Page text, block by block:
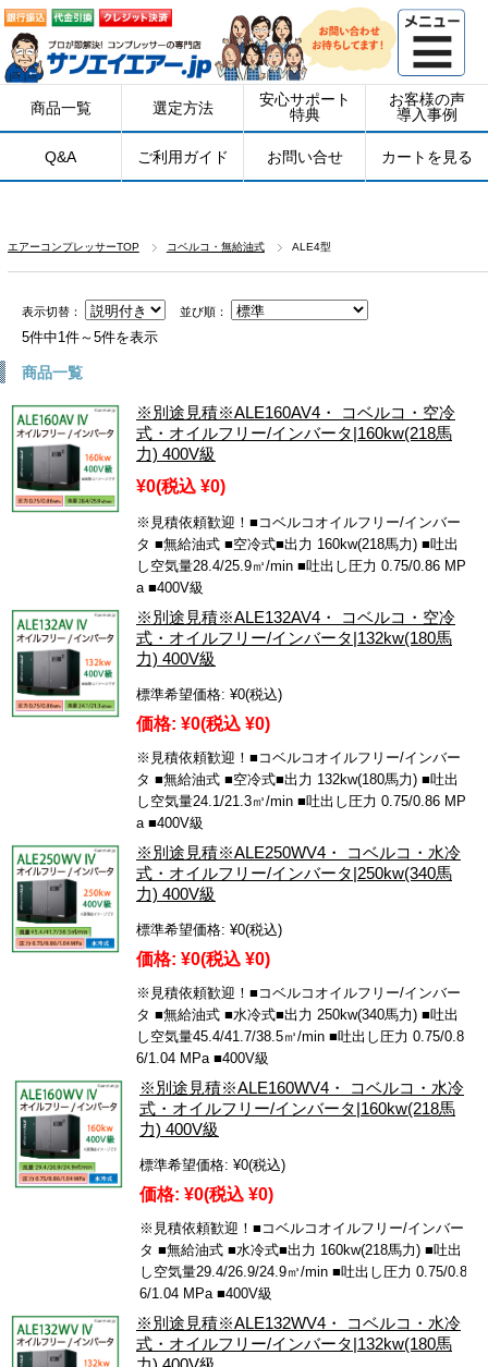
商品一覧 選定方法
安心サポート
特典
お客様の声
導入事例
Q&A ご利用ガイド お問い合せ カートを見る
エアーコンプレッサーTOP コベルコ・無給油式 ALE4型
表示切替： 並び順：
5件中1件～5件を表示
商品一覧
※別途見積※ALE160AV4・ コベルコ・空冷
式・オイルフリー/インバータ|160kw(218馬
力) 400V級
¥0(税込 ¥0)
※見積依頼歓迎！■コベルコオイルフリー/インバー
タ ■無給油式 ■空冷式■出力 160kw(218馬力) ■吐出
し空気量28.4/25.9㎥/min ■吐出し圧力 0.75/0.86 MP
a ■400V級
※別途見積※ALE132AV4・ コベルコ・空冷
式・オイルフリー/インバータ|132kw(180馬
力) 400V級
標準希望価格: ¥0(税込)
価格: ¥0(税込 ¥0)
※見積依頼歓迎！■コベルコオイルフリー/インバー
タ ■無給油式 ■空冷式■出力 132kw(180馬力) ■吐出
し空気量24.1/21.3㎥/min ■吐出し圧力 0.75/0.86 MP
a ■400V級
※別途見積※ALE250WV4・ コベルコ・水冷
式・オイルフリー/インバータ|250kw(340馬
力) 400V級
標準希望価格: ¥0(税込)
価格: ¥0(税込 ¥0)
※見積依頼歓迎！■コベルコオイルフリー/インバー
タ ■無給油式 ■水冷式■出力 250kw(340馬力) ■吐出
し空気量45.4/41.7/38.5㎥/min ■吐出し圧力 0.75/0.8
6/1.04 MPa ■400V級
※別途見積※ALE160WV4・ コベルコ・水冷
式・オイルフリー/インバータ|160kw(218馬
力) 400V級
標準希望価格: ¥0(税込)
価格: ¥0(税込 ¥0)
※見積依頼歓迎！■コベルコオイルフリー/インバー
タ ■無給油式 ■水冷式■出力 160kw(218馬力) ■吐出
し空気量29.4/26.9/24.9㎥/min ■吐出し圧力 0.75/0.8
6/1.04 MPa ■400V級
※別途見積※ALE132WV4・ コベルコ・水冷
式・オイルフリー/インバータ|132kw(180馬